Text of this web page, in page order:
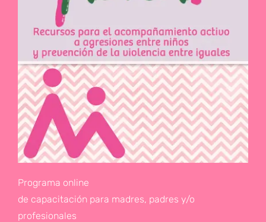
Programa online
de capacitación para madres, padres y/o
profesionales